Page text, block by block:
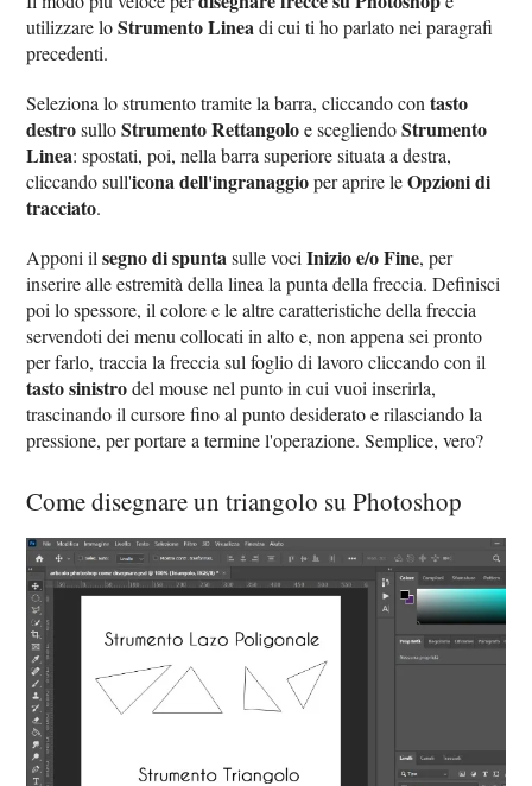
utilizzare loStrumento Linea di cui ti ho parlato nei paragrafi
precedenti.
Seleziona lo strumento tramite la barra, cliccando contasto
destrosulloStrumento Rettangoloe scegliendoStrumento
Linea: spostati, poi, nella barra superiore situata a destra,
cliccando sull'icona dell'ingranaggioper aprire leOpzioni di
tracciato.
Apponi ilsegno di spunta sulle vociInizio e/o Fine, per
inserire alle estremità della linea la punta della freccia. Definisci
poi lo spessore, il colore e le altre caratteristiche della freccia
servendoti dei menu collocati in alto e, non appena sei pronto
per farlo, traccia la freccia sul foglio di lavoro cliccando con il
tasto sinistrodel mouse nel punto in cui vuoi inserirla,
trascinando il cursore fino al punto desiderato e rilasciando la
pressione, per portare a termine l'operazione. Semplice, vero?
Come disegnare un triangolo su Photoshop